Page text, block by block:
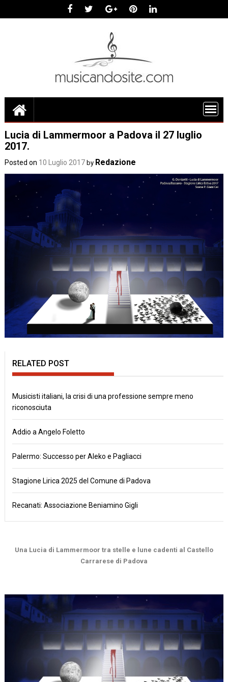
Lucia di Lammermoor a Padova il 27 luglio
2017.
Posted on 10 Luglio 2017 by Redazione
RELATED POST
Musicisti italiani, la crisi di una professione sempre meno
riconosciuta
Addio a Angelo Foletto
Palermo: Successo per Aleko e Pagliacci
Stagione Lirica 2025 del Comune di Padova
Recanati: Associazione Beniamino Gigli
Una Lucia di Lammermoor tra stelle e lune cadenti al Castello
Carrarese di Padova